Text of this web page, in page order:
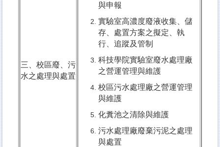
三、校區廢、污
水之處理與處置
與申報
實驗室高濃度廢液收集、儲
存、處置方案之擬定、執
行、追蹤及管制
科技學院實驗室廢水處理廠
之營運管理與維護
校區污水處理廠之營運管理
與維護
化糞池之清除與維護
污水處理廠廢棄污泥之處理
與處置